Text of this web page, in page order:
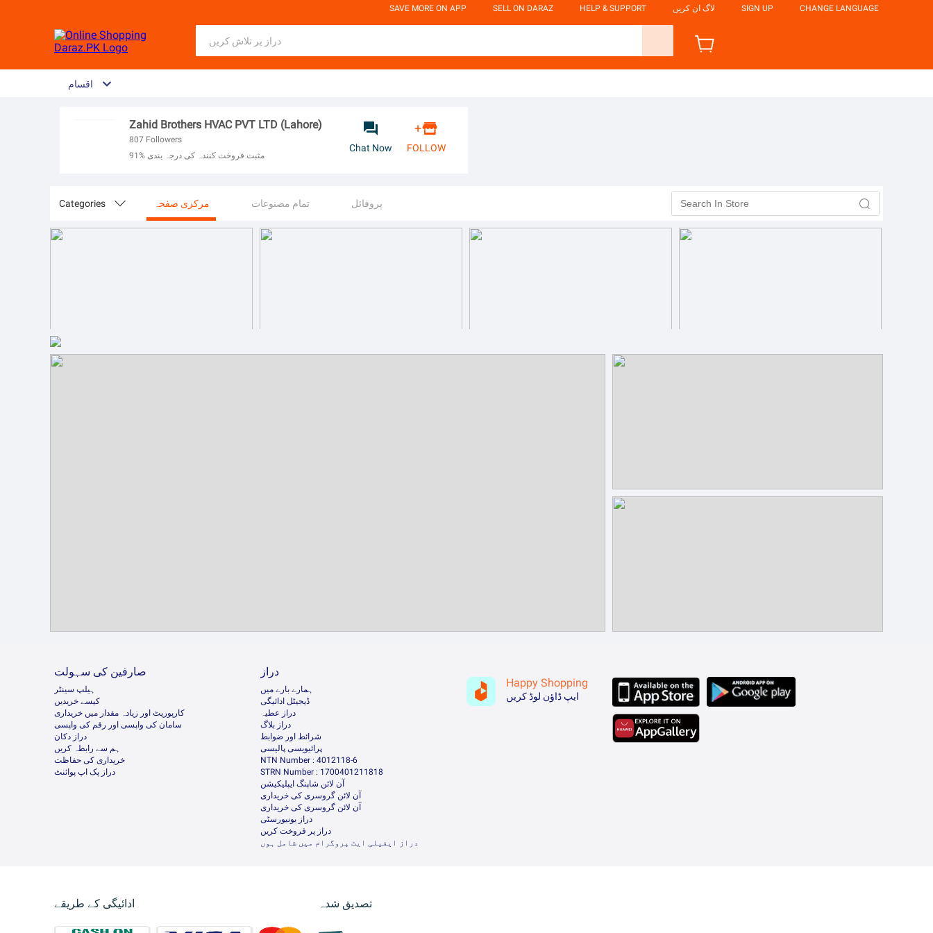
SAVE MORE ON APP SELL ON DARAZ HELP & SUPPORT لاگ ان کریں SIGN UP CHANGE LANGUAGE
اقسام
Zahid Brothers HVAC PVT LTD (Lahore)
807 Followers
91% مثبت فروخت کنندہ کی درجہ بندی

Chat Now
+
FOLLOW
Categories  مرکزی صفحہ تمام مصنوعات پروفائل 
صارفین کی سہولت
ہیلپ سینٹر
کیسے خریدیں
کارپوریٹ اور زیادہ مقدار میں خریداری
سامان کی واپسی اور رقم کی واپسی
دراز دکان
ہم سے رابطہ کریں
خریداری کی حفاظت
دراز پک اپ پوائنٹ
دراز
ہمارے بارے میں
ڈیجیٹل ادائیگی
دراز عطیہ
دراز بلاگ
شرائط اور ضوابط
پرائیویسی پالیسی
NTN Number : 4012118-6
STRN Number : 1700401211818
آن لائن شاپنگ ایپلیکیشن
آن لائن گروسری کی خریداری
آن لائن گروسری کی خریداری
دراز یونیورسٹی
دراز پر فروخت کریں
دراز ایفیلی ایٹ پروگرام میں شامل ہوں
Happy Shopping
ایپ ڈاؤن لوڈ کریں
ادائیگی کے طریقے تصدیق شدہ